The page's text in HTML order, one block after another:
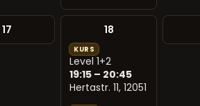
17 18
KURS
Level 1+2
19:15 – 20:45
Hertastr. 11, 12051